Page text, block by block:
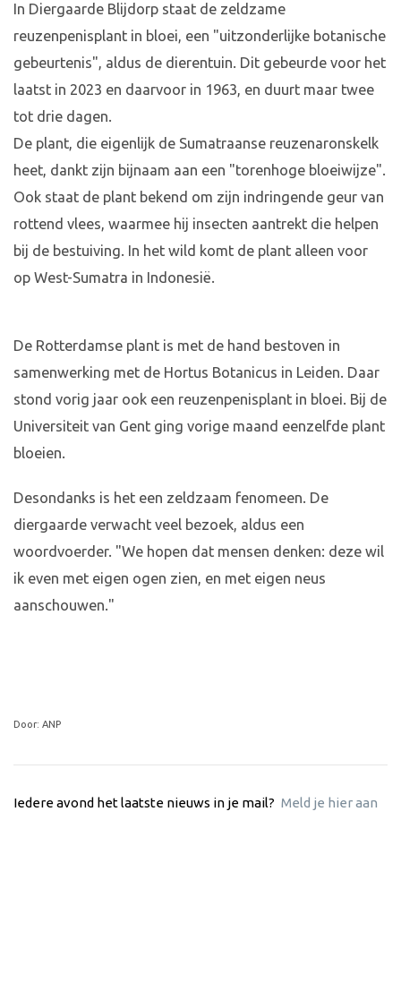
In Diergaarde Blijdorp staat de zeldzame
reuzenpenisplant in bloei, een "uitzonderlijke botanische
gebeurtenis", aldus de dierentuin. Dit gebeurde voor het
laatst in 2023 en daarvoor in 1963, en duurt maar twee
tot drie dagen.
De plant, die eigenlijk de Sumatraanse reuzenaronskelk
heet, dankt zijn bijnaam aan een "torenhoge bloeiwijze".
Ook staat de plant bekend om zijn indringende geur van
rottend vlees, waarmee hij insecten aantrekt die helpen
bij de bestuiving. In het wild komt de plant alleen voor
op West-Sumatra in Indonesië.
De Rotterdamse plant is met de hand bestoven in
samenwerking met de Hortus Botanicus in Leiden. Daar
stond vorig jaar ook een reuzenpenisplant in bloei. Bij de
Universiteit van Gent ging vorige maand eenzelfde plant
bloeien.
Desondanks is het een zeldzaam fenomeen. De
diergaarde verwacht veel bezoek, aldus een
woordvoerder. "We hopen dat mensen denken: deze wil
ik even met eigen ogen zien, en met eigen neus
aanschouwen."
Door: ANP
Iedere avond het laatste nieuws in je mail? Meld je hier aan